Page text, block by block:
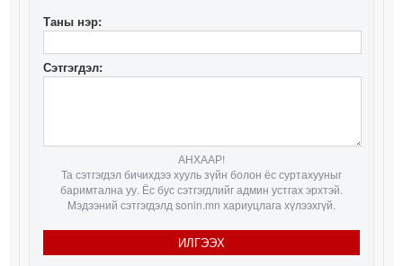
Таны нэр:
Сэтгэгдэл:
АНХААР!
Та сэтгэгдэл бичихдээ хууль зүйн болон ёс суртахууныг
баримтална уу. Ёс бус сэтгэгдлийг админ устгах эрхтэй.
Мэдээний сэтгэгдэлд sonin.mn хариуцлага хүлээхгүй.
ИЛГЭЭХ